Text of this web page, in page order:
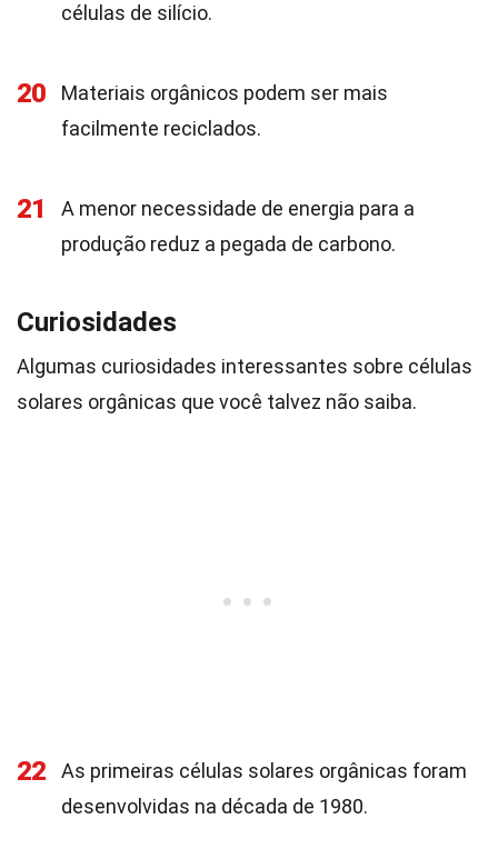
células de silício.
20
Materiais orgânicos podem ser mais
facilmente reciclados.
21
A menor necessidade de energia para a
produção reduz a pegada de carbono.
Curiosidades
Algumas curiosidades interessantes sobre células
solares orgânicas que você talvez não saiba.
22
As primeiras células solares orgânicas foram
desenvolvidas na década de 1980.